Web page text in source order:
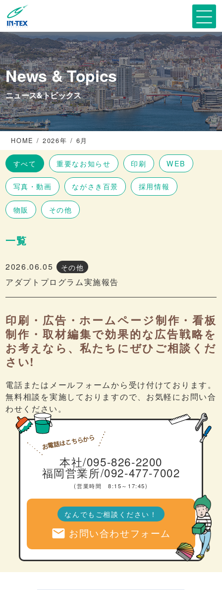
News & Topics
ニュース&トピックス
HOME 2026年 6月
すべて 重要なお知らせ 印刷 WEB
写真・動画 ながさき百景 採用情報
物販 その他
一覧
2026.06.05 その他
アダプトプログラム実施報告
印刷・広告・ホームページ制作・看板
制作・取材編集で効果的な広告戦略を
お考えなら、私たちにぜひご相談くだ
さい!
電話またはメールフォームから受け付けております。
無料相談を実施しておりますので、お気軽にお問い合
わせください。
本社/095-826-2200
福岡営業所/092-477-7002
(営業時間 8:15～17:45)
なんでもご相談ください！
mail お問い合わせフォーム